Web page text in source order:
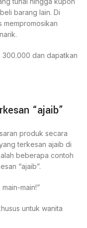
barang lain. Di
mempromosikan
300.000 dan dapatkan
“ajaib”
produk secara
terkesan ajaib di
beberapa contoh
“ajaib”.
main!”
untuk wanita